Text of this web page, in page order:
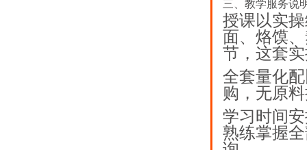
三、教学服务说
授课以实
面、烙馍
节，这套
全套量化
购，无原
学习时间
熟练掌握